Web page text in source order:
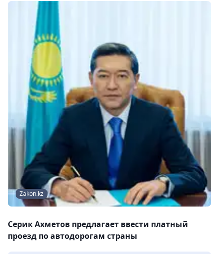
Zakon.kz
Серик Ахметов предлагает ввести платный
проезд по автодорогам страны